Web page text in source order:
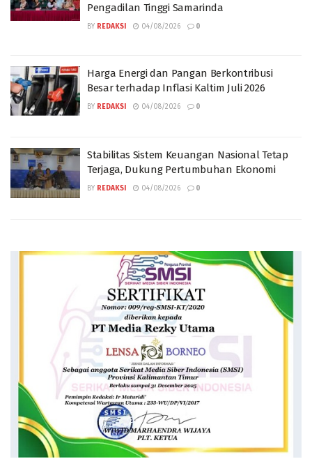
Pengadilan Tinggi Samarinda
BY REDAKSI 04/08/2026 0
Harga Energi dan Pangan Berkontribusi
Besar terhadap Inflasi Kaltim Juli 2026
BY REDAKSI 04/08/2026 0
Stabilitas Sistem Keuangan Nasional Tetap
Terjaga, Dukung Pertumbuhan Ekonomi
BY REDAKSI 04/08/2026 0